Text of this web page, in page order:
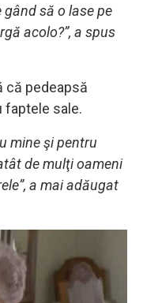
să o lase pe
acolo?”, a spus
că pedeapsă
faptele sale.
mine şi pentru
de mulţi oameni
a mai adăugat